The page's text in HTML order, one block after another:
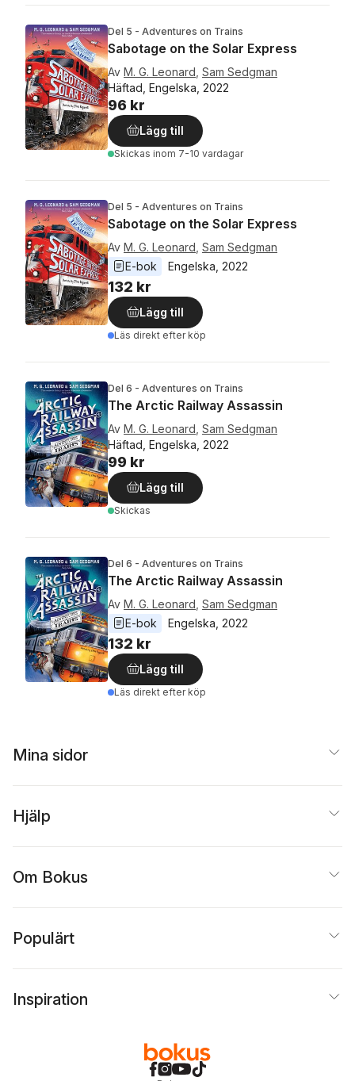
Del 5 - Adventures on Trains
Sabotage on the Solar Express
Av M. G. Leonard Sam Sedgman
Häftad, Engelska, 2022
96 kr
Lägg till
Skickas inom 7-10 vardagar
Del 5 - Adventures on Trains
Sabotage on the Solar Express
Av M. G. Leonard Sam Sedgman
E-bok
Engelska 2022
132 kr
Lägg till
Läs direkt efter köp
Del 6 - Adventures on Trains
The Arctic Railway Assassin
Av M. G. Leonard Sam Sedgman
Häftad, Engelska, 2022
99 kr
Lägg till
Skickas
Del 6 - Adventures on Trains
The Arctic Railway Assassin
Av M. G. Leonard Sam Sedgman
E-bok
Engelska 2022
132 kr
Lägg till
Läs direkt efter köp
Mina sidor
Hjälp
Om Bokus
Populärt
Inspiration